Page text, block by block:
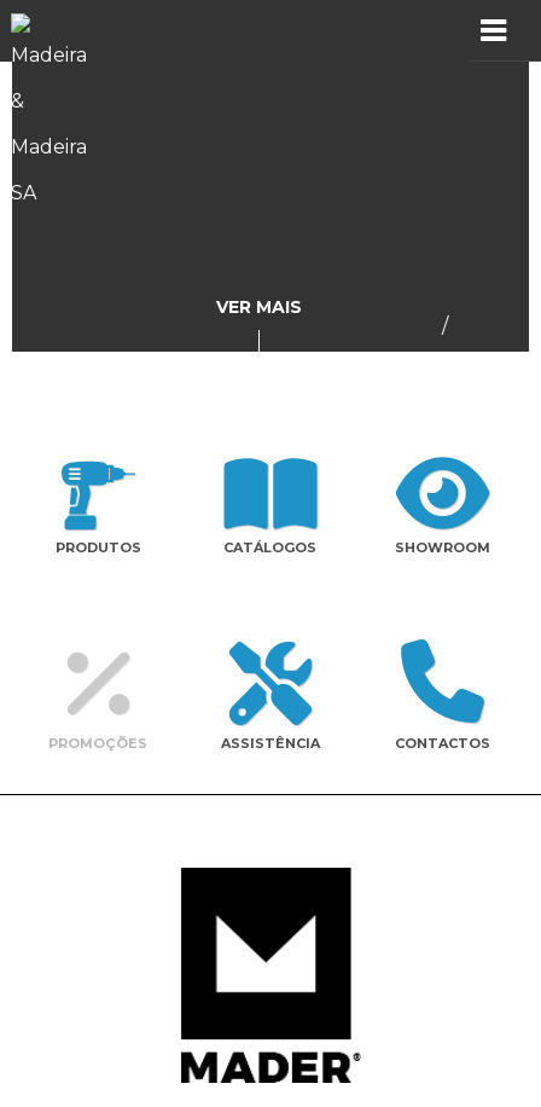
Assistência
Contactos
/
VER MAIS
PRODUTOS CATÁLOGOS SHOWROOM
PROMOÇÕES ASSISTÊNCIA CONTACTOS